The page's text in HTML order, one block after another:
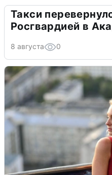
Такси
Росгвардией в
8 августа 0